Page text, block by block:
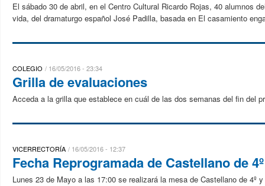
El sábado 30 de abril, en el Centro Cultural Ricardo Rojas, 40 alumnos
vida, del dramaturgo español José Padilla, basada en El casamiento
COLEGIO 16/05/2016 - 23:34
Grilla de evaluaciones
Acceda a la grilla que establece en cuál de las dos semanas del fin del
VICERRECTORÍA 16/05/2016 - 12:37
Fecha Reprogramada de Castellano de
Lunes 23 de Mayo a las 17:00 se realizará la mesa de Castellano de 4º